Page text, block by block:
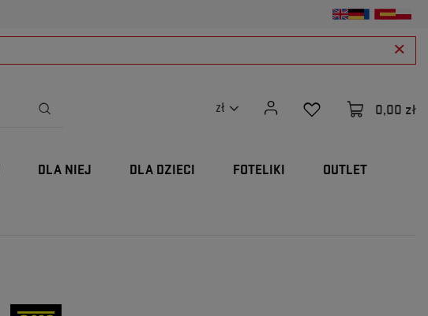
zł 0,00 zł
DLA NIEJ DLA DZIECI FOTELIKI OUTLET